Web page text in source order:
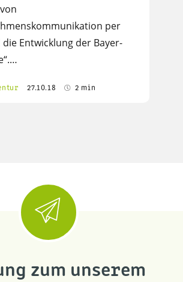
per
Entwicklung der Bayer-
27.10.18 2 min
zum unserem